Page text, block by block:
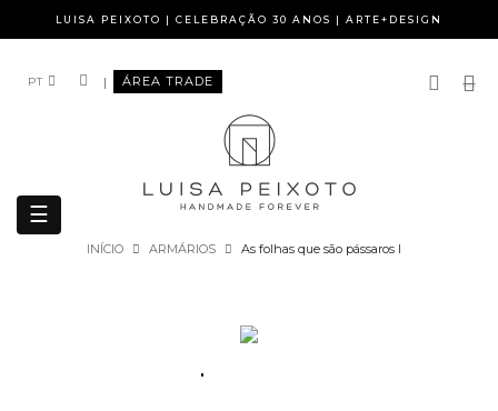
LUISA PEIXOTO | CELEBRAÇÃO 30 ANOS | ARTE+DESIGN
PT | ÁREA TRADE
Toggle
navigation
☰
INÍCIO ARMÁRIOS As folhas que são pássaros I